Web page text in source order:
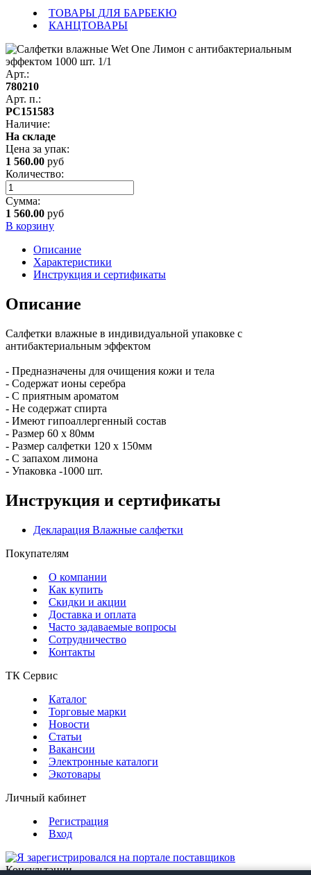
ТОВАРЫ ДЛЯ БАРБЕКЮ
КАНЦТОВАРЫ
Арт.:
780210
Арт. п.:
РС151583
Наличие:
На складе
Цена за упак:
1 560.00 руб
Количество:
Сумма:
1 560.00 руб
В корзину
Описание
Характеристики
Инструкция и сертификаты
Описание
Салфетки влажные в индивидуальной упаковке с
антибактериальным эффектом
- Предназначены для очищения кожи и тела
- Содержат ионы серебра
- С приятным ароматом
- Не содержат спирта
- Имеют гипоаллергенный состав
- Размер 60 х 80мм
- Размер салфетки 120 х 150мм
- С запахом лимона
- Упаковка -1000 шт.
Инструкция и сертификаты
Декларация Влажные салфетки
Покупателям
О компании
Как купить
Скидки и акции
Доставка и оплата
Часто задаваемые вопросы
Сотрудничество
Контакты
ТК Сервис
Каталог
Торговые марки
Новости
Статьи
Вакансии
Электронные каталоги
Экотовары
Личный кабинет
Регистрация
Вход
Консультации